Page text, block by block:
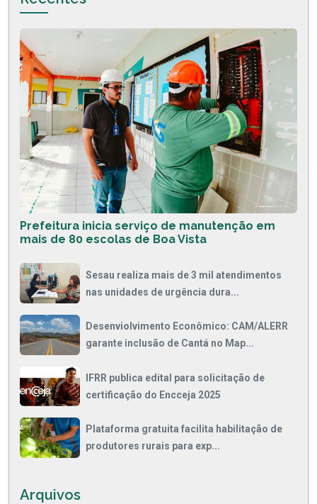
Prefeitura inicia serviço de manutenção em
mais de 80 escolas de Boa Vista
Sesau realiza mais de 3 mil atendimentos
nas unidades de urgência dura...
Desenviolvimento Econômico: CAM/ALERR
garante inclusão de Cantá no Map...
IFRR publica edital para solicitação de
certificação do Encceja 2025
Plataforma gratuita facilita habilitação de
produtores rurais para exp...
Arquivos